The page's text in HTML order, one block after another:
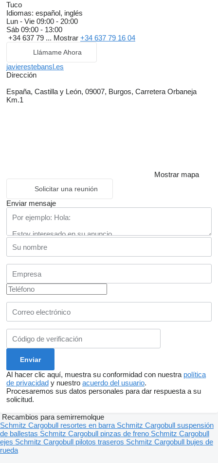
Tuco
Idiomas: español, inglés
Lun - Vie 09:00 - 20:00
Sáb 09:00 - 13:00
+34 637 79 ... Mostrar +34 637 79 16 04
Llámame Ahora
javierestebansl.es
Dirección
España, Castilla y León, 09007, Burgos, Carretera Orbaneja
Km.1
Mostrar mapa
Solicitar una reunión
Enviar mensaje
Al hacer clic aquí, muestra su conformidad con nuestra política
de privacidad y nuestro acuerdo del usuario.
Procesaremos sus datos personales para dar respuesta a su
solicitud.
Recambios para semirremolque
Schmitz Cargobull resortes en barra Schmitz Cargobull suspensión
de ballestas Schmitz Cargobull pinzas de freno Schmitz Cargobull
ejes Schmitz Cargobull pilotos traseros Schmitz Cargobull bujes de
rueda